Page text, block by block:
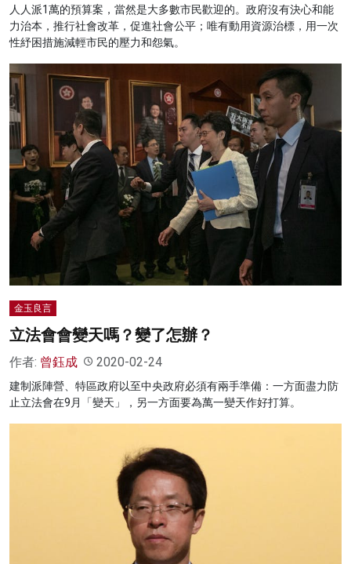
人人派1萬的預算案，當然是大多數市民歡迎的。政府沒有決心和能
力治本，推行社會改革，促進社會公平；唯有動用資源治標，用一次
性紓困措施減輕市民的壓力和怨氣。
金玉良言
立法會會變天嗎？變了怎辦？
作者: 曾鈺成 2020-02-24
建制派陣營、特區政府以至中央政府必須有兩手準備：一方面盡力防
止立法會在9月「變天」，另一方面要為萬一變天作好打算。